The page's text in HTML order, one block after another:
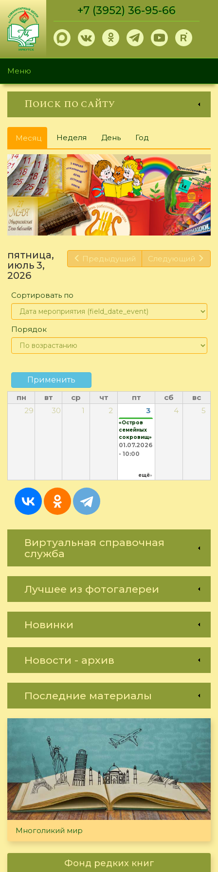
Перейти
основному
содержанию
+7 (3952) 36-95-66
Меню
Поиск по сайту
Главные
вкладки
Месяц (активная
вкладка)
Неделя День Год
Предыдущий Следующий
пятница,
июль 3,
2026
Сортировать по
Порядок
Применить
пн
вт ср чт пт сб
вс
29
30 1 2 3 4 5
«Остров
семейных
сокровищ»
01.07.2026
- 10:00
ещё»
Виртуальная справочная
служба
Лучшее из фотогалереи
Новинки
Новости - архив
Последние материалы
Многоликий мир
Фонд редких книг